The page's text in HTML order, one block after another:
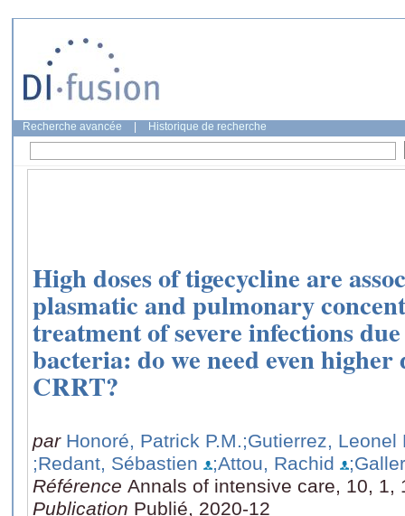
Recherche avancée Historique de recherche
High doses of tigecycline are
plasmatic and pulmonary
treatment of severe infections
bacteria: do we need even
CRRT?
par Honoré, Patrick P.M.;Gutierrez, Leonel
;Redant, Sébastien
;Attou, Rachid
Référence Annals of intensive care, 10, 1,
Publication Publié, 2020-12